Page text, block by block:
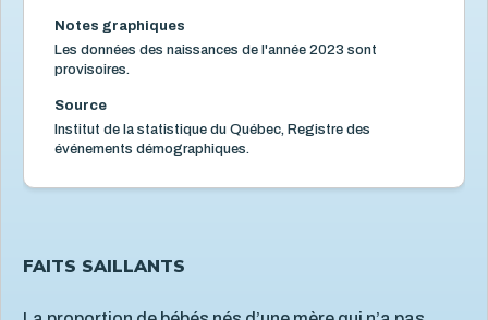
Santé mentale de l'enfant
Santé physique de l'enfant
Situation économique
Utilisation des écrans 6
Notes graphiques
Les données des naissances de l'année 2023 sont
provisoires.
Source
Institut de la statistique du Québec, Registre des
événements démographiques.
FAITS SAILLANTS